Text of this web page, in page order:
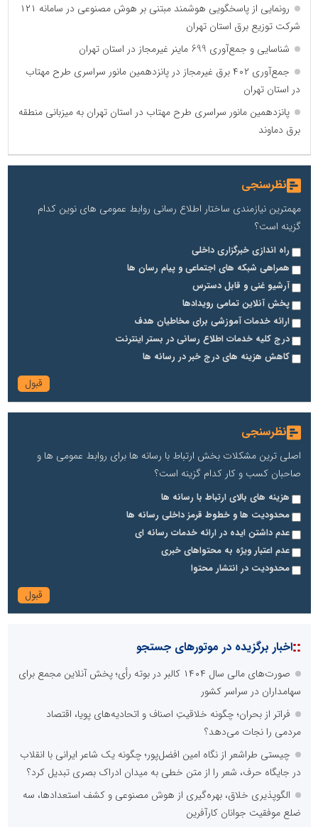
رونمایی از پاسخگویی هوشمند مبتنی بر هوش مصنوعی در سامانه ۱۲۱
شرکت توزیع برق استان تهران
شناسایی و جمع‌آوری 699 ماینر غیرمجاز در استان تهران
جمع‌آوری ۴۰۲ برق غیرمجاز در پانزدهمین مانور سراسری طرح مهتاب
در استان تهران
پانزدهمین مانور سراسری طرح مهتاب در استان تهران به میزبانی منطقه
برق دماوند
نظرسنجی
مهمترین نیازمندی ساختار اطلاع رسانی روابط عمومی های نوین کدام
گزینه است؟
راه اندازی خبرگزاری داخلی
همراهی شبکه های اجتماعی و پیام رسان ها
آرشیو غنی و قابل دسترس
پخش آنلاین تمامی رویدادها
ارائه خدمات آموزشی برای مخاطیان هدف
درج کلیه خدمات اطلاع رسانی در بستر اینترنت
کاهش هزینه های درج خبر در رسانه ها
نظرسنجی
اصلی ترین مشکلات بخش ارتباط با رسانه ها برای روابط عمومی ها و
صاحبان کسب و کار کدام گزینه است؟
هزینه های بالای ارتباط با رسانه ها
محدودیت ها و خطوط قرمز داخلی رسانه ها
عدم داشتن ایده در ارائه خدمات رسانه ای
عدم اعتبار ویژه به محتواهای خبری
محدودیت در انتشار محتوا
::اخبار برگزیده در موتورهای جستجو
صورت‌های مالی سال ۱۴۰۴ کالبر در بوته رأی؛ پخش آنلاین مجمع برای
سهامداران در سراسر کشور
فراتر از بحران؛ چگونه خلاقیتِ اصناف و اتحادیه‌های پویا، اقتصاد
مردمی را نجات می‌دهد؟
چیستی طراشعر از نگاه امین افضل‌پور؛ چگونه یک شاعر ایرانی با انقلاب
در جایگاه حرف، شعر را از متن خطی به میدان ادراک بصری تبدیل کرد؟
الگوپذیری خلاق، بهره‌گیری از هوش مصنوعی و کشف استعدادها، سه
ضلع موفقیت جوانان کارآفرین